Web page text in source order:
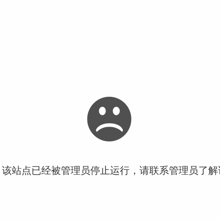
站点已经被管理员停止运行，请联系管理员了